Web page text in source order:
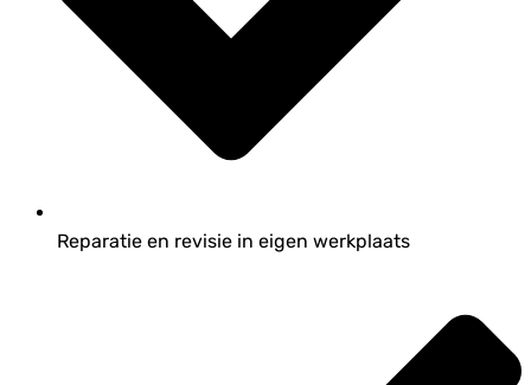
Reparatie en revisie in eigen werkplaats